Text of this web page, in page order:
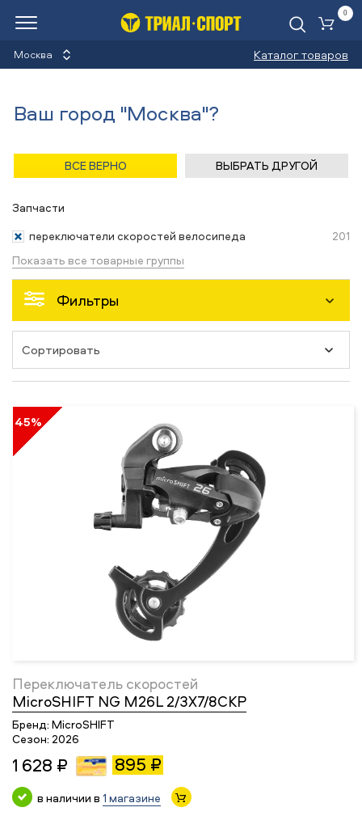
Москва Каталог товаров
0
велосипеда
Назад/Главная/Каталог/Велосипеды/Запчасти
Запчасти
переключатели скоростей велосипеда
201
Показать все товарные группы
Фильтры
45%
Переключатель скоростей
MicroSHIFT NG M26L 2/3X7/8СКР
Бренд: MicroSHIFT
Сезон: 2026
1 628 ₽ 895 ₽
в наличии в 1 магазине
Ваш город "Москва"?
ВСЕ ВЕРНО ВЫБРАТЬ ДРУГОЙ